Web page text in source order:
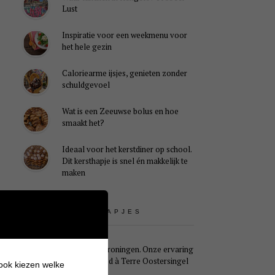
Lust
Inspiratie voor een weekmenu voor
het hele gezin
Caloriearme ijsjes, genieten zonder
schuldgevoel
Wat is een Zeeuwse bolus en hoe
smaakt het?
Ideaal voor het kerstdiner op school.
Dit kersthapje is snel én makkelijk te
maken
UITSTAPJES
Weekendje Groningen. Onze ervaring
met B&B Pied à Terre Oostersingel
kiezen welke